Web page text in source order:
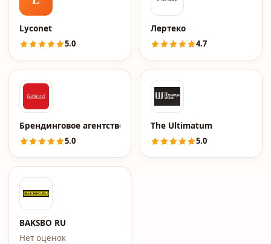
Lyconet
5.0
Лертеко
4.7
Брендинговое агентство Getbrand
5.0
The Ultimatum
5.0
BAKSBO RU
Нет оценок